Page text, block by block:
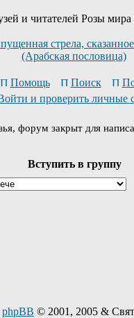
и читателей Розы мира
стрела,
(Арабская пословица)
Помощь Поиск
и проверить личные
форум закрыт для
Вступить в группу
phpBB © 2001, 2005 &